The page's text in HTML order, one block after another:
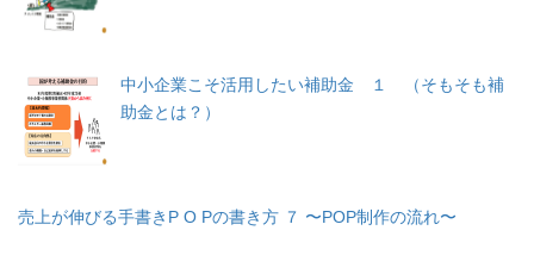
中小企業こそ活用したい補助金 １ （そもそも補
助金とは？）
売上が伸びる手書きP O Pの書き方 ７ 〜POP制作の流れ〜